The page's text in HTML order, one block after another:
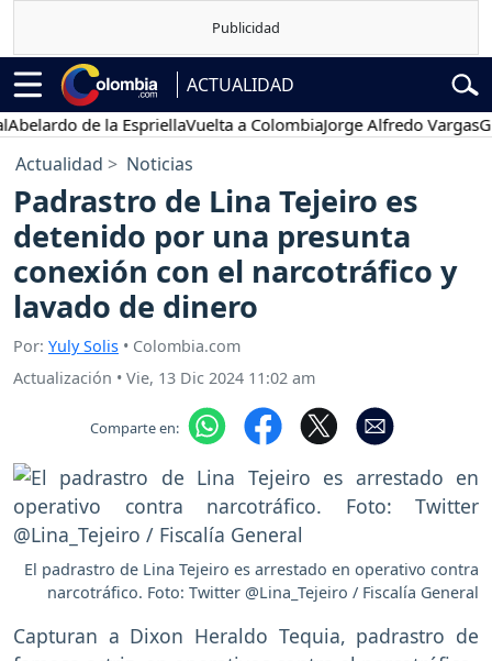
ACTUALIDAD
de la EspriellaVuelta a ColombiaJorge Alfredo Vargas
Actualidad Noticias
Padrastro de Lina Tejeiro es
detenido por una presunta
conexión con el narcotráfico y
lavado de dinero
Por: Yuly Solis • Colombia.com
Actualización • Vie, 13 Dic 2024 11:02 am
Comparte en:
El padrastro de Lina Tejeiro es arrestado en operativo contra
narcotráfico. Foto: Twitter @Lina_Tejeiro / Fiscalía General
Capturan a Dixon Heraldo Tequia, padrastro de